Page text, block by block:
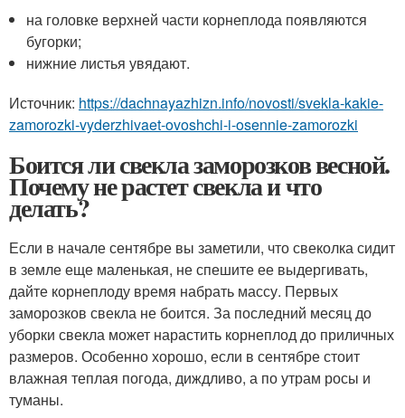
на головке верхней части корнеплода появляются
бугорки;
нижние листья увядают.
Источник: https://dachnayazhizn.info/novosti/svekla-kakie-
zamorozki-vyderzhivaet-ovoshchi-i-osennie-zamorozki
Боится ли свекла заморозков весной.
Почему не растет свекла и что
делать?
Если в начале сентябре вы заметили, что свеколка сидит
в земле еще маленькая, не спешите ее выдергивать,
дайте корнеплоду время набрать массу. Первых
заморозков свекла не боится. За последний месяц до
уборки свекла может нарастить корнеплод до приличных
размеров. Особенно хорошо, если в сентябре стоит
влажная теплая погода, диждливо, а по утрам росы и
туманы.